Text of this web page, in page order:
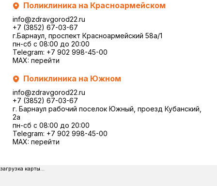
Поликлиника на Красноармейском
info@zdravgorod22.ru
+7 (3852) 67-03-67
г.Барнаул, проспект Красноармейский 58а/1
пн-сб с 08:00 до 20:00
Telegram: +7 902 998-45-00
MAX: перейти
Поликлиника на Южном
info@zdravgorod22.ru
+7 (3852) 67-03-67
г. Барнаул рабочий поселок Южный, проезд Кубанский,
2a
пн-сб с 08:00 до 20:00
Telegram: +7 902 998-45-00
MAX: перейти
загрузка карты...